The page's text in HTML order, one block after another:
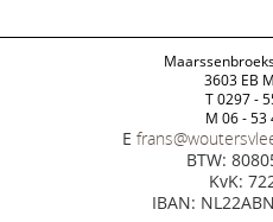
3603 EB
T 0297 -
M 06 - 53
E
BTW:
KvK:
IBAN: